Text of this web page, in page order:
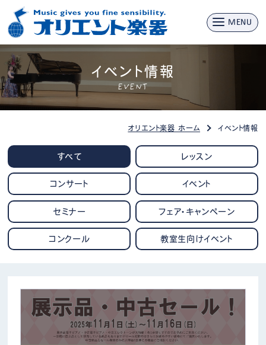
MENU
イベント情報
EVENT
オリエント楽器 ホーム イベント情報
すべて レッスン
コンサート イベント
セミナー フェア・キャンペーン
コンクール 教室生向けイベント